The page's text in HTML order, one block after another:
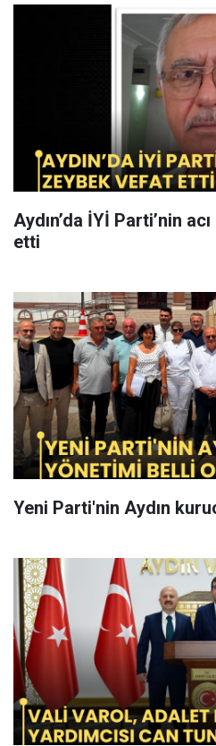
Aydın’da İYİ Parti’nin
etti
Yeni Parti'nin Aydın